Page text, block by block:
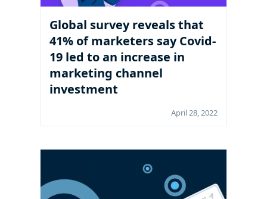
Global survey reveals that
41% of marketers say Covid-
19 led to an increase in
marketing channel
investment
April 28, 2022